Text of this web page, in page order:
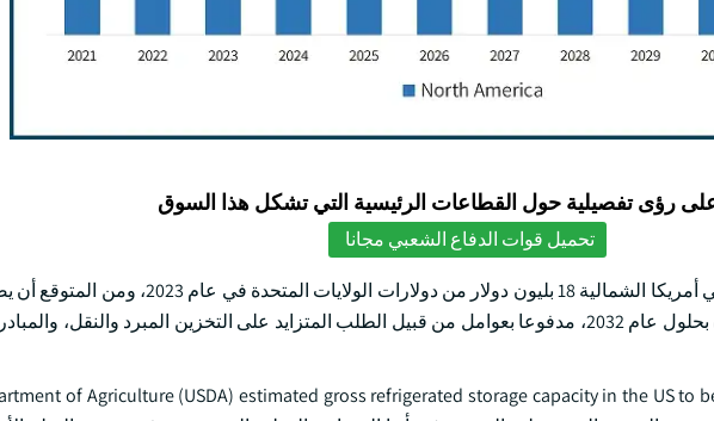
رؤى تفصيلية حول القطاعات الرئيسية التي تشكل هذا السوق
تحميل قوات الدفاع الشعبي مجانا
وتجاوز حجم سوق معدات التخزين الباردة في أمريكا الشمالية 18 بليون دولار من
30 بليون دولار من دولارات الولايات المتحدة بحلول عام 2032، مدفوعا بعوامل من قبيل الطلب المتزايد على التخزين المبرد
of Agriculture (USDA) estimated gross refrigerated storage capacity in the US to